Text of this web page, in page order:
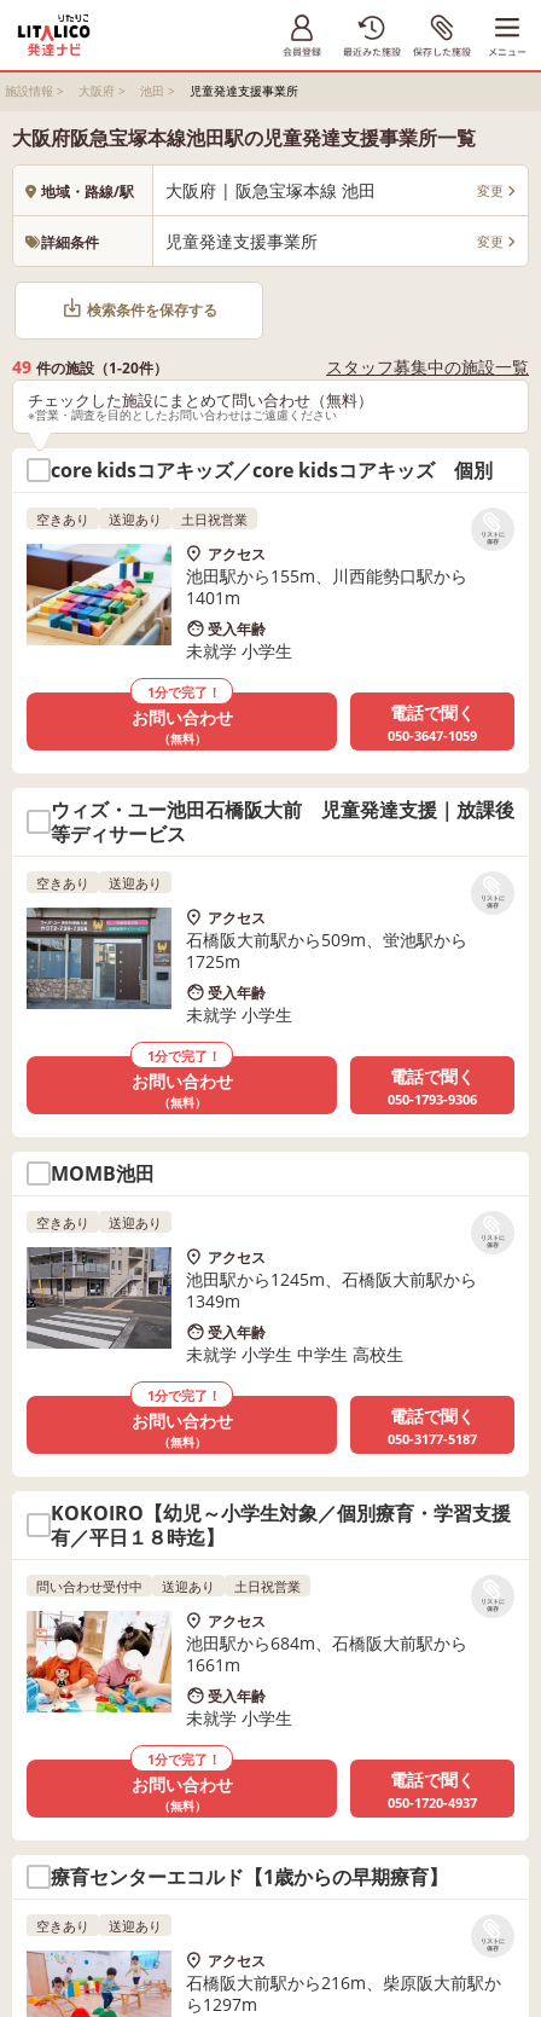
施設情報 > 大阪府 > 池田 > 児童発達支援事業所
大阪府阪急宝塚本線池田駅の児童発達支援事業所一覧
地域・路線/駅 大阪府 | 阪急宝塚本線 池田 変更
詳細条件 児童発達支援事業所 変更
検索条件を保存する
49 件の施設（1-20件） スタッフ募集中の施設一覧
チェックした施設にまとめて問い合わせ（無料）
※営業・調査を目的としたお問い合わせはご遠慮ください
core kidsコアキッズ／core kidsコアキッズ 個別
リストに
保存
空きあり 送迎あり 土日祝営業
アクセス
池田駅から155m、川西能勢口駅から
1401m
受入年齢
未就学 小学生
1分で完了！
お問い合わせ
（無料）
電話で聞く
050-3647-1059
ウィズ・ユー池田石橋阪大前 児童発達支援｜放課後
等ディサービス
リストに
保存
空きあり 送迎あり
アクセス
石橋阪大前駅から509m、蛍池駅から
1725m
受入年齢
未就学 小学生
1分で完了！
お問い合わせ
（無料）
電話で聞く
050-1793-9306
MOMB池田
リストに
保存
空きあり 送迎あり
アクセス
池田駅から1245m、石橋阪大前駅から
1349m
受入年齢
未就学 小学生 中学生 高校生
1分で完了！
お問い合わせ
（無料）
電話で聞く
050-3177-5187
KOKOIRO【幼児～小学生対象／個別療育・学習支援
有／平日１８時迄】
リストに
保存
問い合わせ受付中 送迎あり 土日祝営業
アクセス
池田駅から684m、石橋阪大前駅から
1661m
受入年齢
未就学 小学生
1分で完了！
お問い合わせ
（無料）
電話で聞く
050-1720-4937
療育センターエコルド【1歳からの早期療育】
リストに
保存
空きあり 送迎あり
アクセス
石橋阪大前駅から216m、柴原阪大前駅か
ら1297m